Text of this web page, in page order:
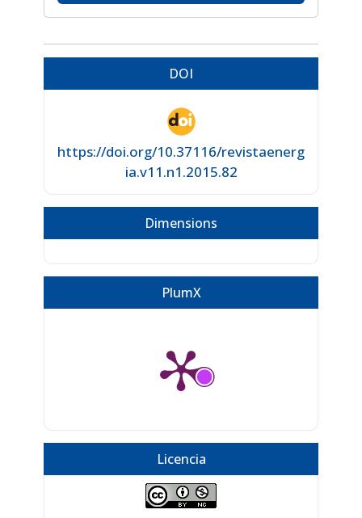
DOI
https://doi.org/10.37116/revistaenerg
ia.v11.n1.2015.82
Dimensions
PlumX
Licencia